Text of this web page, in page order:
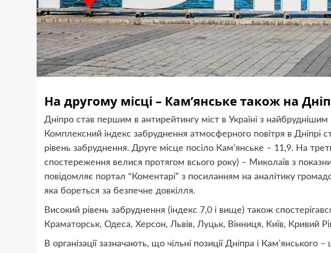
На другому місці – Кам’янське також на
Дніпро став першим в антирейтингу міст в Україні з найбруднішим
Комплексний індекс забруднення атмосферного повітря в Дніпрі
рівень забруднення. Друге місце посіло Кам’янське – 11,9. На
спостереження велися протягом всього року) – Миколаїв з
повідомляє портал “Коментарі” з посиланням на аналітику
яка бореться за безпечне довкілля.
Високий рівень забруднення (індекс 7,0 і вище) також
Краматорськ, Одеса, Херсон, Львів, Луцьк, Вінниця, Київ, Кривий
В організації зазначають, що чільні позиції Дніпра і Кам’янського